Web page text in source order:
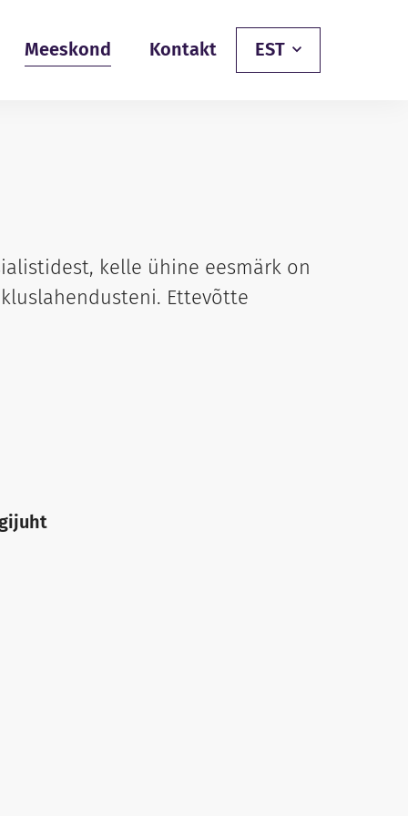
Meeskond Kontakt EST
kelle ühine eesmärk on
Ettevõtte